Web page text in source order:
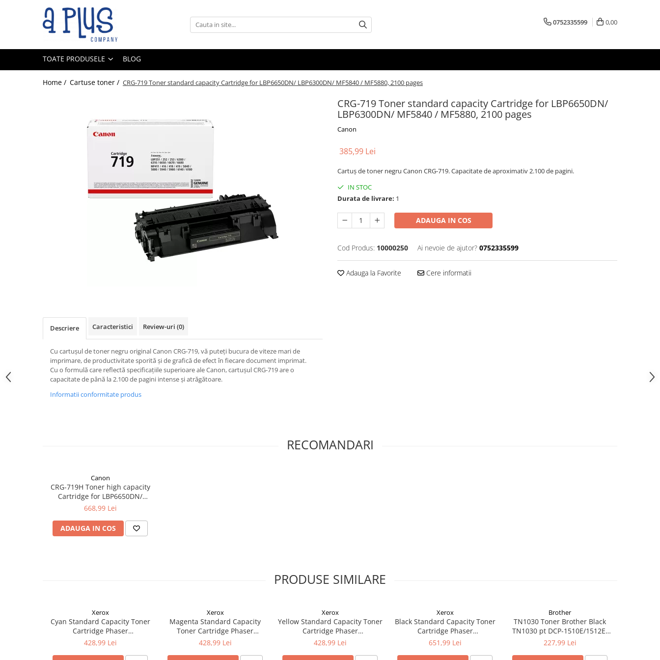
Toate Produsele
Cartuse toner
0752335599 0,00
TOATE PRODUSELE BLOG
Home / Cartuse toner / CRG-719 Toner standard capacity Cartridge for LBP6650DN/ LBP6300DN/ MF5840 / MF5880, 2100 pages
CRG-719 Toner standard capacity Cartridge for LBP6650DN/
LBP6300DN/ MF5840 / MF5880, 2100 pages
Canon
385,99 Lei
Cartuș de toner negru Canon CRG-719. Capacitate de aproximativ 2.100 de pagini.
IN STOC
Durata de livrare: 1
ADAUGA IN COS
Cod Produs: 10000250 Ai nevoie de ajutor? 0752335599
Adauga la Favorite Cere informatii
Descriere Caracteristici Review-uri (0)
Cu cartușul de toner negru original Canon CRG-719, vă puteți bucura de viteze mari de
imprimare, de productivitate sporită și de grafică de efect în fiecare document imprimat.
Cu o formulă care reflectă specificațiile superioare ale Canon, cartușul CRG-719 are o
capacitate de până la 2.100 de pagini intense și atrăgătoare.
Informatii conformitate produs
RECOMANDARI
Canon
CRG-719H Toner high capacity
Cartridge for LBP6650DN/
LBP6300DN/ MF5840 / MF5880,
668,99 Lei
ADAUGA IN COS
PRODUSE SIMILARE
Xerox
Cyan Standard Capacity Toner
Cartridge Phaser
6510/WorkCentre 6515
428,99 Lei
Xerox
Magenta Standard Capacity
Toner Cartridge Phaser
6510/WorkCentre 6515
428,99 Lei
Xerox
Yellow Standard Capacity Toner
Cartridge Phaser
6510/WorkCentre 6515
428,99 Lei
Xerox
Black Standard Capacity Toner
Cartridge Phaser
6510/WorkCentre 6515
651,99 Lei
Brother
TN1030 Toner Brother Black
TN1030 pt DCP-1510E/1512E,
HL-1110E/1112E ,1K
227,99 Lei